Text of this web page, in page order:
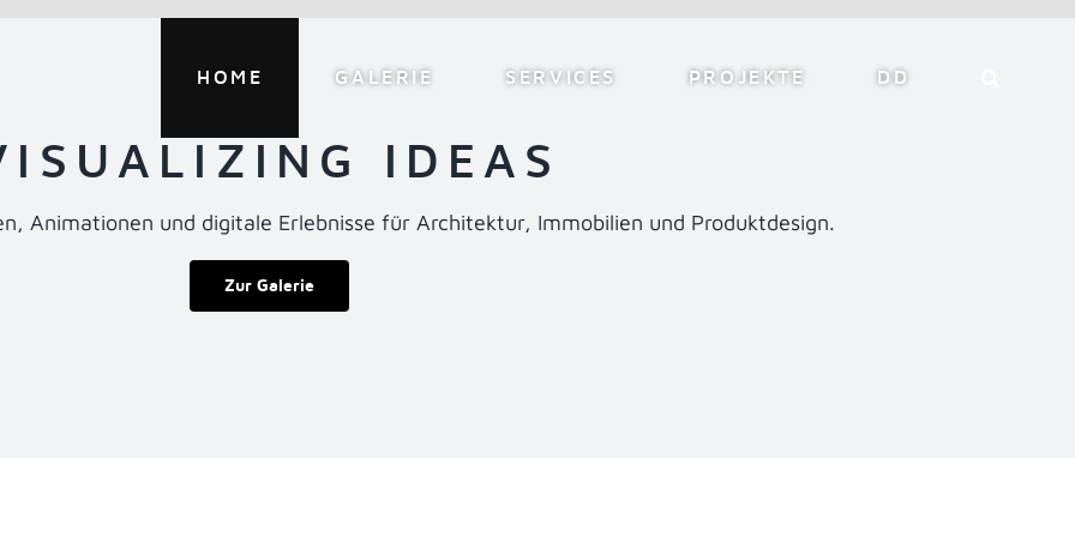
HOME GALERIE SERVICES PROJEKTE DD
IDEAS
Animationen und digitale Erlebnisse für Architektur, Immobilien und Produktdesign.
Zur Galerie